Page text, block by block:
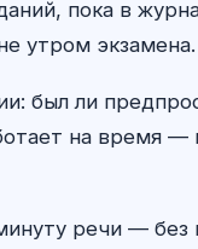
пока в
утром экзамена.
был ли
на время —
речи — без